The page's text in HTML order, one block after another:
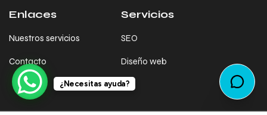
Enlaces
Nuestros servicios
Contacto
Servicios
SEO
Diseño web
¿Necesitas ayuda?